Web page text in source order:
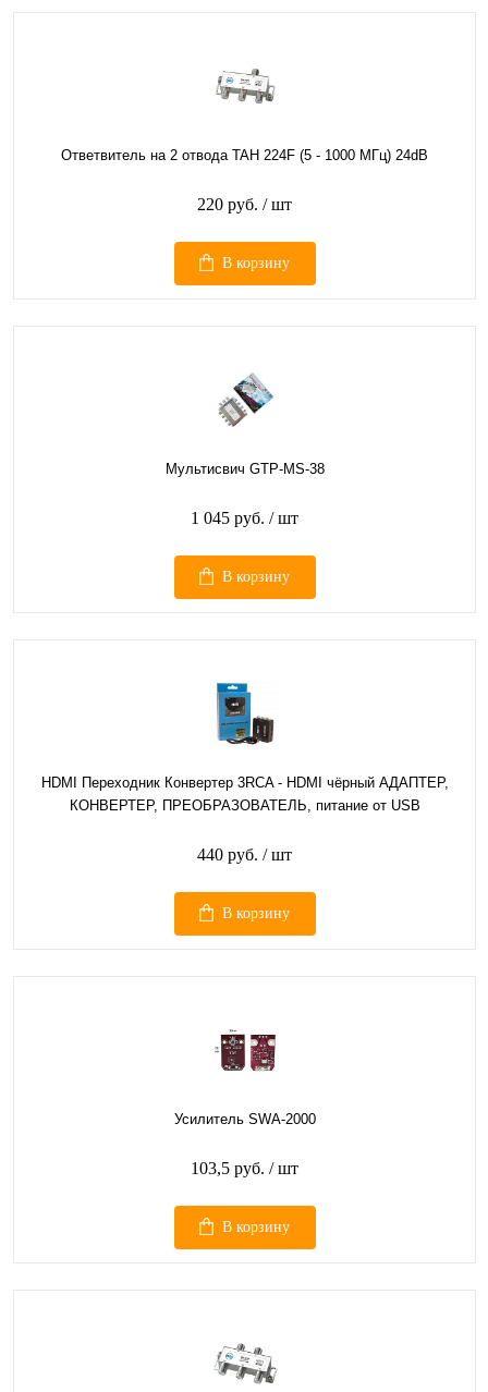
Ответвитель на 2 отвода TAH 224F (5 - 1000 МГц) 24dB
220 руб. / шт
В корзину
Мультисвич GTP-MS-38
1 045 руб. / шт
В корзину
HDMI Переходник Конвертер 3RCA - HDMI чёрный АДАПТЕР,
КОНВЕРТЕР, ПРЕОБРАЗОВАТЕЛЬ, питание от USB
440 руб. / шт
В корзину
Усилитель SWA-2000
103,5 руб. / шт
В корзину